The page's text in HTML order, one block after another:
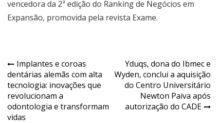
vencedora da 2ª edição do Ranking de Negócios em
Expansão, promovida pela revista Exame.
Navegação
de
Post
Implantes e coroas
dentárias alemãs com alta
tecnologia: inovações que
revolucionam a
odontologia e transformam
vidas
Yduqs, dona do Ibmec e
Wyden, conclui a aquisição
do Centro Universitário
Newton Paiva após
autorização do CADE